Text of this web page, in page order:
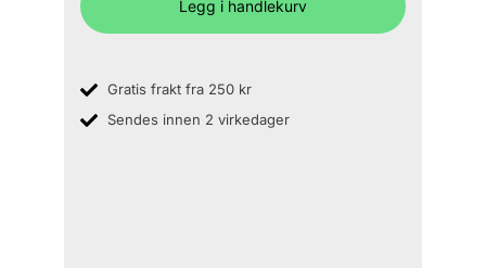
Legg i handlekurv
Gratis frakt fra 250 kr
Sendes innen 2 virkedager